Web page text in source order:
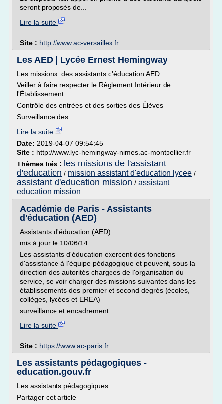
seront proposés de...
Lire la suite
Site : http://www.ac-versailles.fr
Les AED | Lycée Ernest Hemingway
Les missions des assistants d'éducation AED
Veiller à faire respecter le Règlement Intérieur de
l'Établissement
Contrôle des entrées et des sorties des Élèves
Surveillance des...
Lire la suite
Date: 2019-04-07 09:54:45
Site : http://www.lyc-hemingway-nimes.ac-montpellier.fr
Thèmes liés : les missions de l'assistant
d'education / mission assistant d'education lycee /
assistant d'education mission / assistant
education mission
Académie de Paris - Assistants
d'éducation (AED)
Assistants d'éducation (AED)
mis à jour le 10/06/14
Les assistants d'éducation exercent des fonctions
d'assistance à l'équipe pédagogique et peuvent, sous la
direction des autorités chargées de l'organisation du
service, se voir charger des missions suivantes dans les
établissements des premier et second degrés (écoles,
collèges, lycées et EREA)
surveillance et encadrement...
Lire la suite
Site : https://www.ac-paris.fr
Les assistants pédagogiques -
education.gouv.fr
Les assistants pédagogiques
Partager cet article